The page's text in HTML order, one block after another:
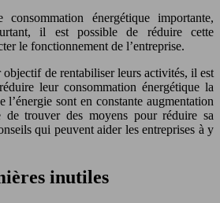
énergétique importante,
il est possible de réduire cette
le fonctionnement de l’entreprise.
objectif de rentabiliser leurs activités, il est
leur consommation énergétique la
sont en constante augmentation
de trouver des moyens pour réduire sa
qui peuvent aider les entreprises à y
inutiles